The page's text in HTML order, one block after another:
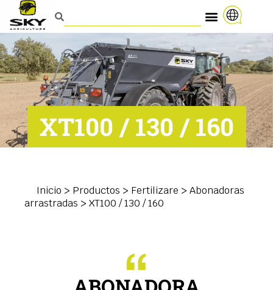
XT100 / 130 / 160
Inicio > Productos > Fertilizare > Abonadoras
arrastradas > XT100 / 130 / 160